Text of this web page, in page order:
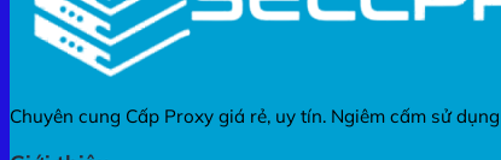
Chuyên cung Cấp Proxy giá rẻ, uy tín. Ngiêm cấm sử